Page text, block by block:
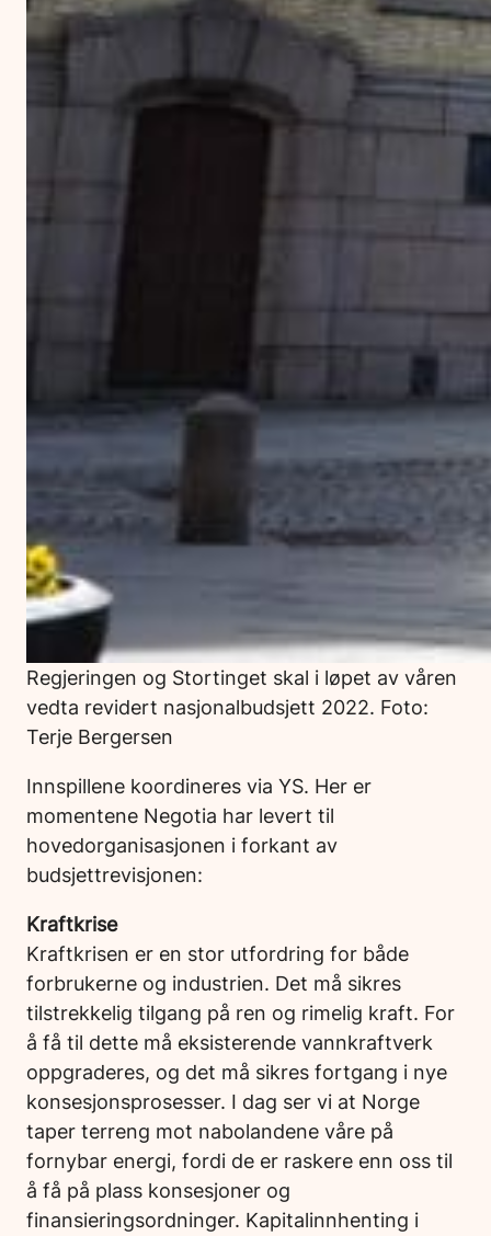
Regjeringen og Stortinget skal i løpet av våren
vedta revidert nasjonalbudsjett 2022. Foto:
Terje Bergersen
Innspillene koordineres via YS. Her er
momentene Negotia har levert til
hovedorganisasjonen i forkant av
budsjettrevisjonen:
Kraftkrise
Kraftkrisen er en stor utfordring for både
forbrukerne og industrien. Det må sikres
tilstrekkelig tilgang på ren og rimelig kraft. For
å få til dette må eksisterende vannkraftverk
oppgraderes, og det må sikres fortgang i nye
konsesjonsprosesser. I dag ser vi at Norge
taper terreng mot nabolandene våre på
fornybar energi, fordi de er raskere enn oss til
å få på plass konsesjoner og
finansieringsordninger. Kapitalinnhenting i